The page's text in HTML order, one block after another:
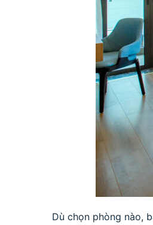
Dù chọn phòng nào,